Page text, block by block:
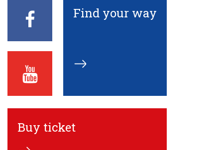
Facebook
ECN
Youtube
ECN
Find your way
Buy ticket